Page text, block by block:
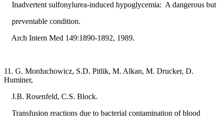
Inadvertent sulfonylurea-induced hypoglycemia: A dangerous but
preventable condition.
Arch Intern Med 149:1890-1892, 1989.
11. G. Morduchowicz, S.D. Pitlik, M. Alkan, M. Drucker, D.
Huminer,
J.B. Rosenfeld, C.S. Block.
Transfusion reactions due to bacterial contamination of blood